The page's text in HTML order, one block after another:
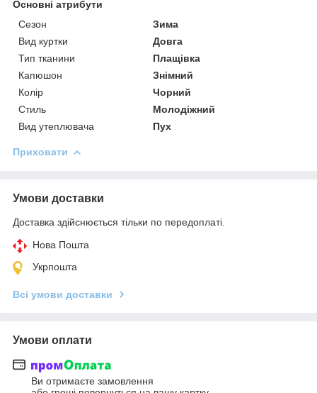
Основні атрибути
Сезон
Зима
Вид куртки
Довга
Тип тканини
Плащівка
Капюшон
Знімний
Колір
Чорний
Стиль
Молодіжний
Вид утеплювача
Пух
Приховати
Умови доставки
Доставка здійснюється тільки по передоплаті.
Нова Пошта
Укрпошта
Всі умови доставки
Умови оплати
Ви отримаєте замовлення